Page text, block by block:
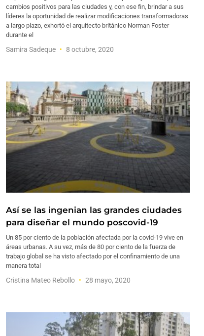
cambios positivos para las ciudades y, con ese fin, brindar a sus
líderes la oportunidad de realizar modificaciones transformadoras
a largo plazo, exhortó el arquitecto británico Norman Foster
durante el
Samira Sadeque 8 octubre, 2020
Así se las ingenian las grandes ciudades
para diseñar el mundo poscovid-19
Un 85 por ciento de la población afectada por la covid-19 vive en
áreas urbanas. A su vez, más de 80 por ciento de la fuerza de
trabajo global se ha visto afectado por el confinamiento de una
manera total
Cristina Mateo Rebollo 28 mayo, 2020